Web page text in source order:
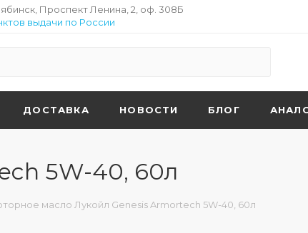
Проспект Ленина, 2, оф. 308Б
выдачи по России
ДОСТАВКА НОВОСТИ БЛОГ
5W-40, 60л
масло Лукойл Genesis Armortech 5W-40, 60л